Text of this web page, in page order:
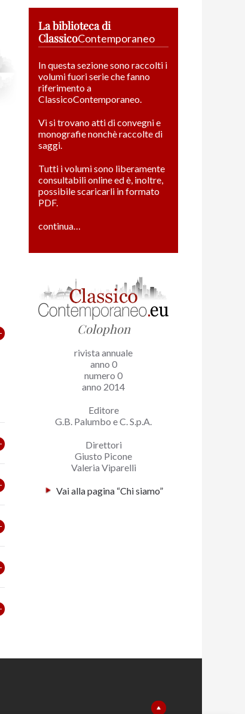
La biblioteca di
ClassicoContemporaneo
In questa sezione sono raccolti i
volumi fuori serie che fanno
riferimento a
ClassicoContemporaneo.
Vi si trovano atti di convegni e
monografie nonchè raccolte di
saggi.
Tutti i volumi sono liberamente
consultabili online ed è, inoltre,
possibile scaricarli in formato
PDF.
continua…
Colophon
rivista annuale
anno 0
numero 0
anno 2014
Editore
G.B. Palumbo e C. S.p.A.
Direttori
Giusto Picone
Valeria Viparelli
Vai alla pagina “Chi siamo”